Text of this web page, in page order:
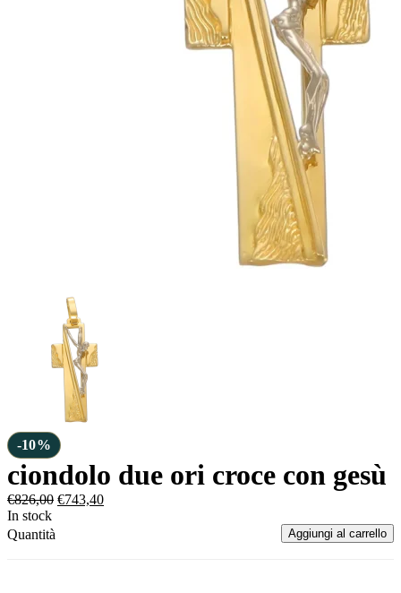
-10%
ciondolo due ori croce con gesù
€826,00 €743,40
In stock
Quantità
Aggiungi al carrello